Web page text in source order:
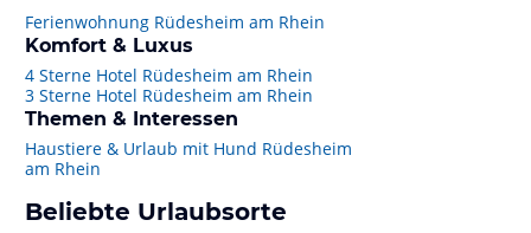
Ferienwohnung Rüdesheim am Rhein
Komfort & Luxus
4 Sterne Hotel Rüdesheim am Rhein
3 Sterne Hotel Rüdesheim am Rhein
Themen & Interessen
Haustiere & Urlaub mit Hund Rüdesheim
am Rhein
Beliebte Urlaubsorte